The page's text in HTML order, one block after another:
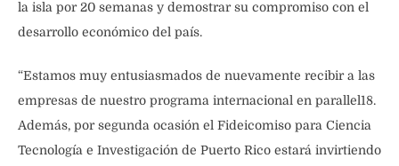
la isla por 20 semanas y demostrar su compromiso con el
desarrollo económico del país.
“Estamos muy entusiasmados de nuevamente recibir a las
empresas de nuestro programa internacional en parallel18.
Además, por segunda ocasión el Fideicomiso para Ciencia
Tecnología e Investigación de Puerto Rico estará invirtiendo